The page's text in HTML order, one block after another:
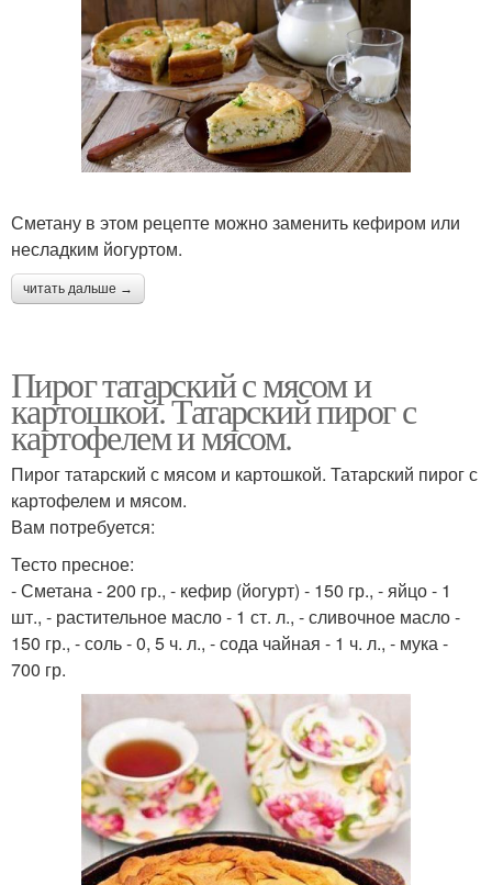
Сметану в этом рецепте можно заменить кефиром или
несладким йогуртом.
читать дальше →
Пирог татарский с мясом и
картошкой. Татарский пирог с
картофелем и мясом.
Пирог татарский с мясом и картошкой. Татарский пирог с
картофелем и мясом.
Вам потребуется:
Тесто пресное:
- Сметана - 200 гр., - кефир (йогурт) - 150 гр., - яйцо - 1
шт., - растительное масло - 1 ст. л., - сливочное масло -
150 гр., - соль - 0, 5 ч. л., - сода чайная - 1 ч. л., - мука -
700 гр.